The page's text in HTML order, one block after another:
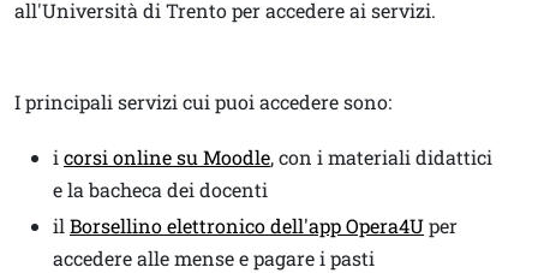
all'Università di Trento per accedere ai servizi.
Testo
I principali servizi cui puoi accedere sono:
i corsi online su Moodle, con i materiali didattici
e la bacheca dei docenti
il Borsellino elettronico dell'app Opera4Uper
accedere alle mense e pagare i pasti